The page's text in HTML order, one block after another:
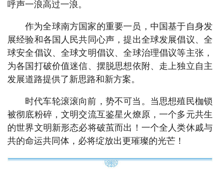
呼声一浪高过一浪。
作为全球南方国家的重要一员，中国基于自身发
展经验和各国人民共同心声，提出全球发展倡议、全
球安全倡议、全球文明倡议、全球治理倡议等主张，
为各国打破价值迷信、摆脱思想依附、走上独立自主
发展道路提供了新思路和新方案。
时代车轮滚滚向前，势不可当。当思想殖民枷锁
被彻底粉碎，文明交流互鉴星火燎原，一个多元共生
的世界文明新形态必将破茧而出！一个全人类休戚与
共的命运共同体，必将绽放出更璀璨的光芒！